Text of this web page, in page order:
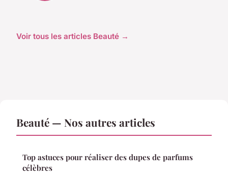
Voir tous les articles Beauté →
Beauté — Nos autres articles
Top astuces pour réaliser des dupes de parfums
célèbres